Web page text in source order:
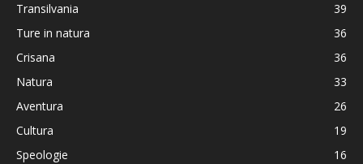
Transilvania
39
Ture in natura
36
Crisana
36
Natura
33
Aventura
26
Cultura
19
Speologie
16